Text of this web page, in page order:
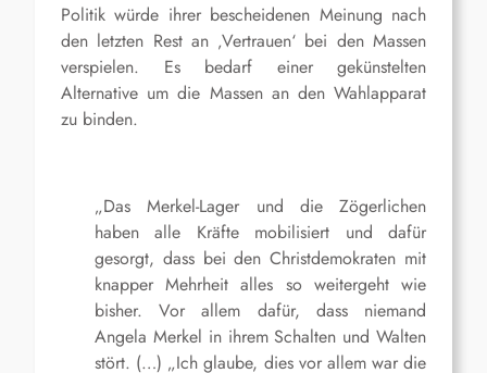
Politik würde ihrer bescheidenen Meinung nach
den letzten Rest an ‚Vertrauen‘ bei den Massen
verspielen. Es bedarf einer gekünstelten
Alternative um die Massen an den Wahlapparat
zu binden.
„Das Merkel-Lager und die Zögerlichen
haben alle Kräfte mobilisiert und dafür
gesorgt, dass bei den Christdemokraten mit
knapper Mehrheit alles so weitergeht wie
bisher. Vor allem dafür, dass niemand
Angela Merkel in ihrem Schalten und Walten
stört. (…) „Ich glaube, dies vor allem war die